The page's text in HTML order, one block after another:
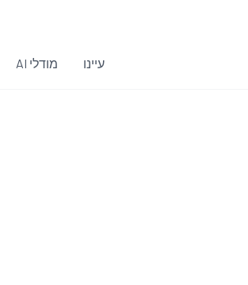
עיינו מודלי AI